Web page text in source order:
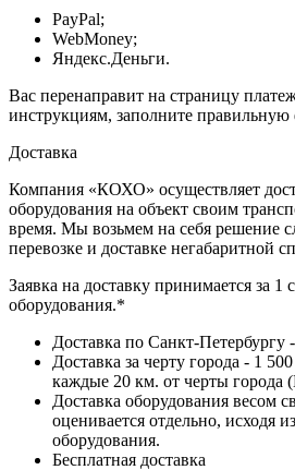
PayPal;
WebMoney;
Яндекс.Деньги.
Вас перенаправит на страницу
инструкциям, заполните правильную
Доставка
Компания «КОХО» осуществляет
оборудования на объект своим
время. Мы возьмем на себя решение
перевозке и доставке негабаритной
Заявка на доставку принимается за 1
оборудования.*
Доставка по Санкт-Петербургу
Доставка за черту города - 1
каждые 20 км. от черты города
Доставка оборудования весом
оценивается отдельно, исходя
оборудования.
Бесплатная доставка